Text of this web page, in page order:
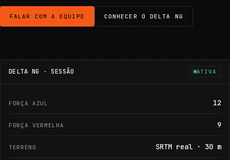
FALAR COM A EQUIPE CONHECER O DELTA NG
DELTA NG · SESSÃO ATIVA
FORÇA AZUL 12
FORÇA VERMELHA 9
TERRENO SRTM real · 30 m